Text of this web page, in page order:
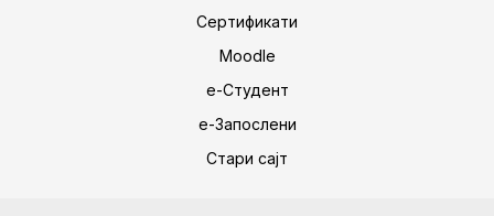
Сертификати
Moodle
е-Студент
е-Запослени
Стари сајт